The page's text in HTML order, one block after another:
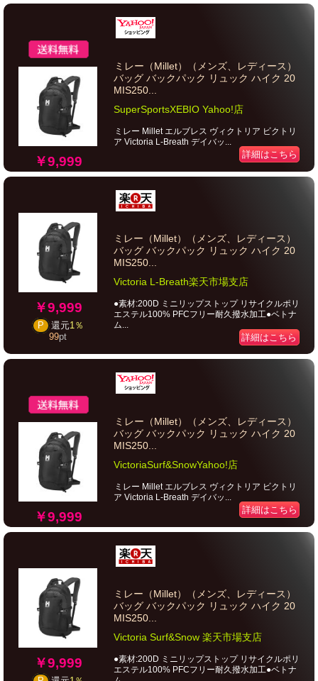
￥9,999
ミレー（Millet）（メンズ、レディース）
バッグ バックパック リュック ハイク 20
MIS250...
SuperSportsXEBIO Yahoo!店
ミレー Millet エルブレス ヴィクトリア ビクトリ
ア Victoria L-Breath デイバッ...
詳細はこちら
￥9,999
P 還元1％
99pt
ミレー（Millet）（メンズ、レディース）
バッグ バックパック リュック ハイク 20
MIS250...
Victoria L-Breath楽天市場支店
●素材:200D ミニリップストップ リサイクルポリ
エステル100% PFCフリー耐久撥水加工●ベトナ
ム...
詳細はこちら
￥9,999
ミレー（Millet）（メンズ、レディース）
バッグ バックパック リュック ハイク 20
MIS250...
VictoriaSurf&SnowYahoo!店
ミレー Millet エルブレス ヴィクトリア ビクトリ
ア Victoria L-Breath デイバッ...
詳細はこちら
￥9,999
ミレー（Millet）（メンズ、レディース）
バッグ バックパック リュック ハイク 20
MIS250...
Victoria Surf&Snow 楽天市場支店
●素材:200D ミニリップストップ リサイクルポリ
エステル100% PFCフリー耐久撥水加工●ベトナ